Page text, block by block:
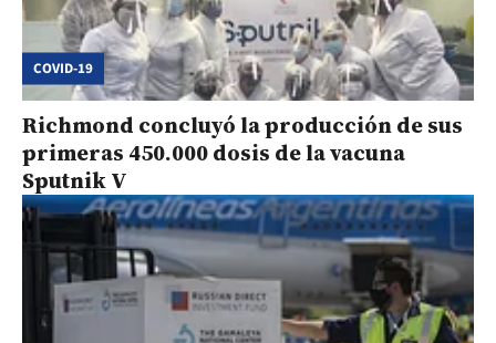
COVID-19
Richmond concluyó la producción de sus
primeras 450.000 dosis de la vacuna
Sputnik V